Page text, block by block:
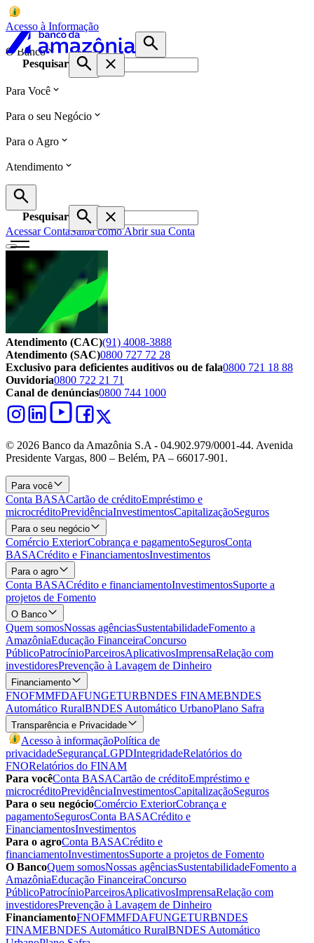
Acesso à Informação
O Banco
Pesquisar
Para Você
Para o seu Negócio
Para o Agro
Atendimento
Pesquisar
Acessar ContaSaiba como Abrir sua Conta
Atendimento (CAC)(91) 4008-3888
Atendimento (SAC)0800 727 72 28
Exclusivo para deficientes auditivos ou de fala0800 721 18 88
Ouvidoria0800 722 21 71
Canal de denúncias0800 744 1000
© 2026 Banco da Amazônia S.A - 04.902.979/0001‐44. Avenida
Presidente Vargas, 800 – Belém, PA – 66017-901.
Para você
Conta BASACartão de créditoEmpréstimo e
microcréditoPrevidênciaInvestimentosCapitalizaçãoSeguros
Para o seu negócio
Comércio ExteriorCobrança e pagamentoSegurosConta
BASACrédito e FinanciamentosInvestimentos
Para o agro
Conta BASACrédito e financiamentoInvestimentosSuporte a
projetos de Fomento
O Banco
Quem somosNossas agênciasSustentabilidadeFomento a
AmazôniaEducação FinanceiraConcurso
PúblicoPatrocínioParceirosAplicativosImprensaRelação com
investidoresPrevenção à Lavagem de Dinheiro
Financiamento
FNOFMMFDAFUNGETURBNDES FINAMEBNDES
Automático RuralBNDES Automático UrbanoPlano Safra
Transparência e Privacidade
Acesso à informaçãoPolítica de
privacidadeSegurançaLGPDIntegridadeRelatórios do
FNORelatórios do FINAM
Para vocêConta BASACartão de créditoEmpréstimo e
microcréditoPrevidênciaInvestimentosCapitalizaçãoSeguros
Para o seu negócioComércio ExteriorCobrança e
pagamentoSegurosConta BASACrédito e
FinanciamentosInvestimentos
Para o agroConta BASACrédito e
financiamentoInvestimentosSuporte a projetos de Fomento
O BancoQuem somosNossas agênciasSustentabilidadeFomento a
AmazôniaEducação FinanceiraConcurso
PúblicoPatrocínioParceirosAplicativosImprensaRelação com
investidoresPrevenção à Lavagem de Dinheiro
FinanciamentoFNOFMMFDAFUNGETURBNDES
FINAMEBNDES Automático RuralBNDES Automático